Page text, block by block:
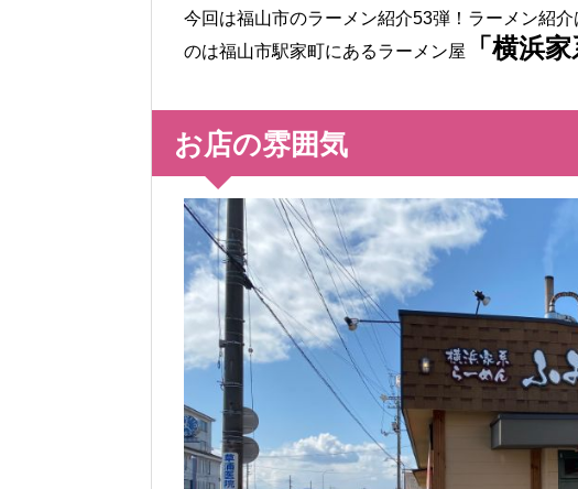
今回は福山市のラーメン紹介53弾！ラーメン紹
のは福山市駅家町にあるラーメン屋
「横浜
お店の雰囲気